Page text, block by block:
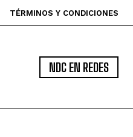
TÉRMINOS Y CONDICIONES
NDC EN REDES